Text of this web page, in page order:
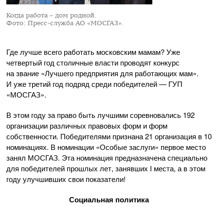
Когда работа – дом родной.
Фото: Пресс-служба АО «МОСГАЗ».
Где лучше всего работать московским мамам? Уже
четвертый год столичные власти проводят конкурс
на звание «Лучшего предприятия для работающих мам».
И уже третий год подряд среди победителей — ГУП
«МОСГАЗ».
В этом году за право быть лучшими соревновались 192
организации различных правовых форм и форм
собственности. Победителями признана 21 организация в 10
номинациях. В номинации «Особые заслуги» первое место
занял МОСГАЗ. Эта номинация предназначена специально
для победителей прошлых лет, занявших I места, а в этом
году улучшивших свои показатели!
Социальная политика